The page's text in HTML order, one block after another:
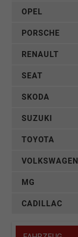
OPEL
PORSCHE
RENAULT
SEAT
SKODA
SUZUKI
TOYOTA
VOLKSWAGEN
MG
CADILLAC